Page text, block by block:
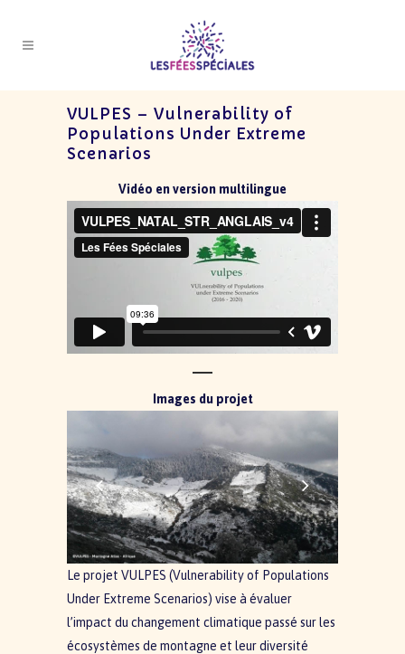
VULPES – Vulnerability of
Populations Under Extreme
Scenarios
Vidéo en version multilingue
Images du projet
Le projet VULPES (Vulnerability of Populations
Under Extreme Scenarios) vise à évaluer
l’impact du changement climatique passé sur les
écosystèmes de montagne et leur diversité